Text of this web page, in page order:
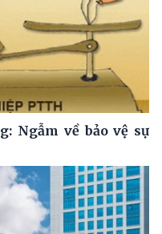
Ngẫm về bảo vệ sự